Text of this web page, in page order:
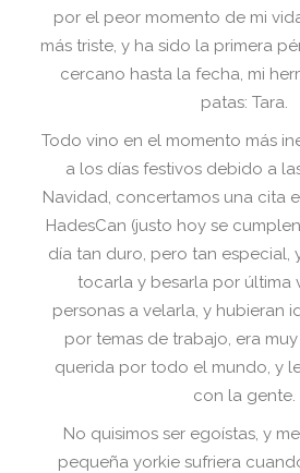
por el peor momento de mi
más triste, y ha sido la primera
cercano hasta la fecha, mi
patas: Tara.
Todo vino en el momento más
a los días festivos debido a
Navidad, concertamos una cita
HadesCan (justo hoy se
día tan duro, pero tan especial,
tocarla y besarla por última
personas a velarla, y hubieran
por temas de trabajo, era
querida por todo el mundo, y
con la gente.
No quisimos ser egoístas, y
pequeña yorkie sufriera